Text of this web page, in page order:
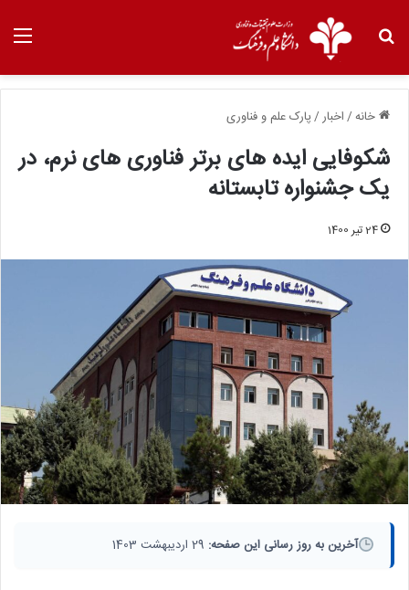
خانه/اخبار/پارک علم و فناوری
شکوفایی ایده های برتر فناوری های نرم، در
یک جشنواره تابستانه
24 تیر 1400
آخرین به روز رسانی این صفحه: